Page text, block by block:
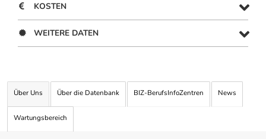
KOSTEN
WEITERE DATEN
Über Uns Über die Datenbank BIZ-BerufsInfoZentren News
Wartungsbereich